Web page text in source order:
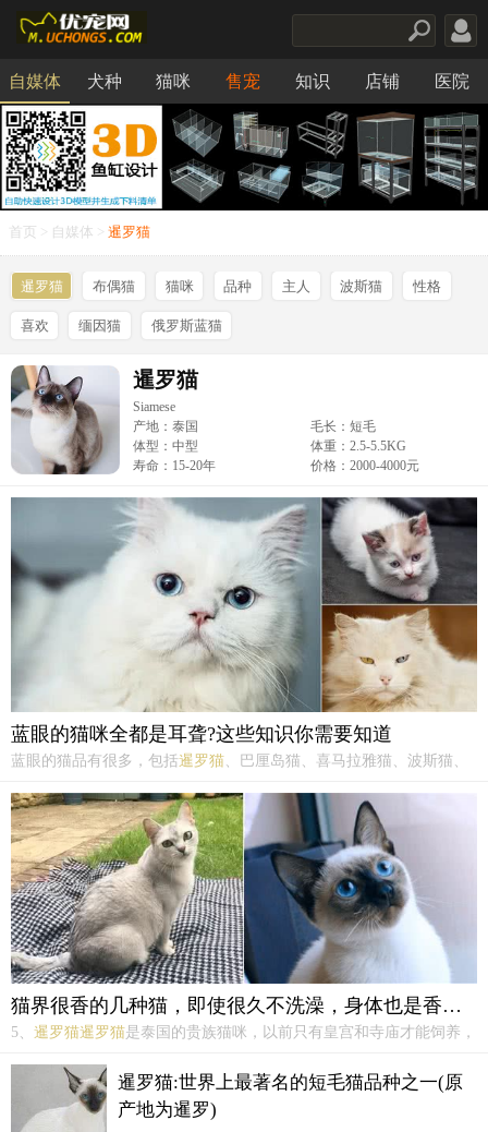
自媒体 犬种 猫咪 售宠 知识 店铺 医院
食品
首页 自媒体 暹罗猫
暹罗猫 布偶猫 猫咪 品种 主人 波斯猫 性格
喜欢 缅因猫 俄罗斯蓝猫
暹罗猫
Siamese
产地：泰国
毛长：短毛
体型：中型
体重：2.5-5.5KG
寿命：15-20年
价格：2000-4000元
蓝眼的猫咪全都是耳聋?这些知识你需要知道
蓝眼的猫品有很多，包括暹罗猫 、巴厘岛猫、喜马拉雅猫、波斯猫、
有这种颜色。这些品种的蓝眼睛与耳聋无关。那么哪些蓝眼睛的猫有
耳聋呢？下面我们就一起来看看吧在所有白猫品种中。
猫界很香的几种猫，即使很久不洗澡，身体也是香喷喷的
5、 暹罗猫暹罗猫是泰国的贵族猫咪，以前只有皇宫和寺庙才能饲养，
因为温度的下降而变深，可能还会变成“挖煤工”一样，所以很多人以
暹罗猫是脏脏的，臭臭的。但其实并不是，
暹罗猫:世界上最著名的短毛猫品种之一(原
产地为暹罗)